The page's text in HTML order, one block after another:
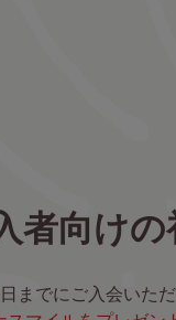
者向け
までにご入会いただ